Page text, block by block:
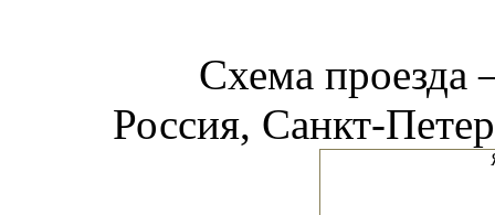
Схема
Россия, Санкт-